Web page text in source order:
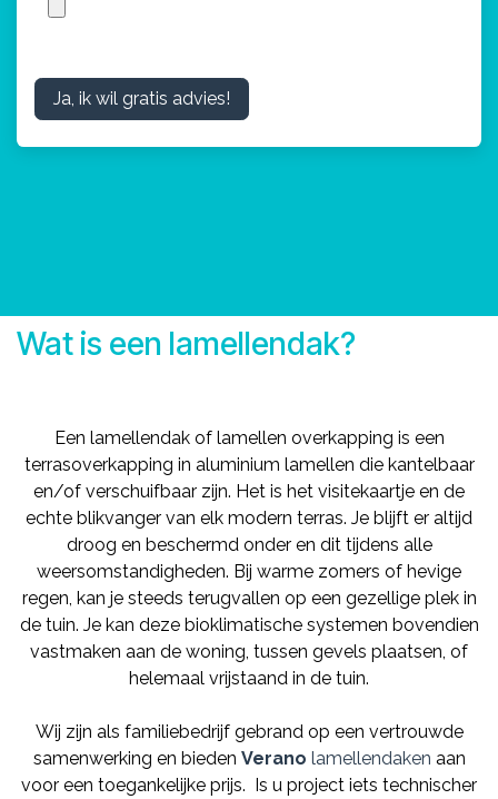
Ja, ik wil gratis advies!
Wat is een lamellendak?
Een lamellendak of lamellen overkapping is een
terrasoverkapping in aluminium lamellen die kantelbaar
en/of verschuifbaar zijn. Het is het visitekaartje en de
echte blikvanger van elk modern terras. Je blijft er altijd
droog en beschermd onder en dit tijdens alle
weersomstandigheden. Bij warme zomers of hevige
regen, kan je steeds terugvallen op een gezellige plek in
de tuin. Je kan deze bioklimatische systemen bovendien
vastmaken aan de woning, tussen gevels plaatsen, of
helemaal vrijstaand in de tuin.
Wij zijn als familiebedrijf gebrand op een vertrouwde
samenwerking en bieden Verano lamellendaken aan
voor een toegankelijke prijs. Is u project iets technischer